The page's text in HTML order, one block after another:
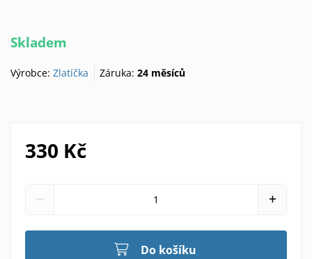
Skladem
Výrobce: Zlatíčka Záruka:24 měsíců
330 Kč
Do košíku